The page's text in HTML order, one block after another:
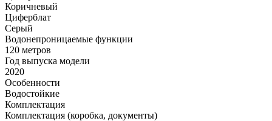
Коричневый
Циферблат
Серый
Водонепроницаемые функции
120 метров
Год выпуска модели
2020
Особенности
Водостойкие
Комплектация
Комплектация (коробка, документы)